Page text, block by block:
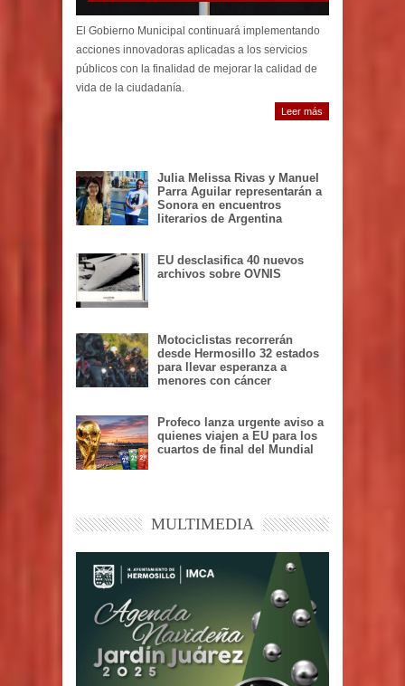
El Gobierno Municipal continuará implementando
acciones innovadoras aplicadas a los servicios
públicos con la finalidad de mejorar la calidad de
vida de la ciudadanía.
Leer más
Julia Melissa Rivas y Manuel
Parra Aguilar representarán a
Sonora en encuentros
literarios de Argentina
EU desclasifica 40 nuevos
archivos sobre OVNIS
Motociclistas recorrerán
desde Hermosillo 32 estados
para llevar esperanza a
menores con cáncer
Profeco lanza urgente aviso a
quienes viajen a EU para los
cuartos de final del Mundial
MULTIMEDIA